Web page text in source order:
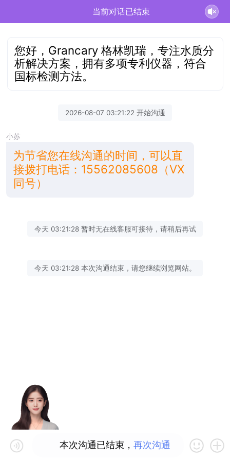
当前对话已结束
您好，Grancary 格林凯瑞，专注水质分
析解决方案，拥有多项专利仪器，符合
国标检测方法。
2026-08-07 03:21:22 开始沟通
小苏
为节省您在线沟通的时间，可以直
接拨打电话：15562085608（VX
同号）
今天 03:21:28 暂时无在线客服可接待，请稍后再试
今天 03:21:28 本次沟通结束，请您继续浏览网站。
本次沟通已结束， 再次沟通